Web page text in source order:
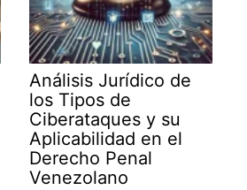
Análisis Jurídico de
los Tipos de
Ciberataques y su
Aplicabilidad en el
Derecho Penal
Venezolano